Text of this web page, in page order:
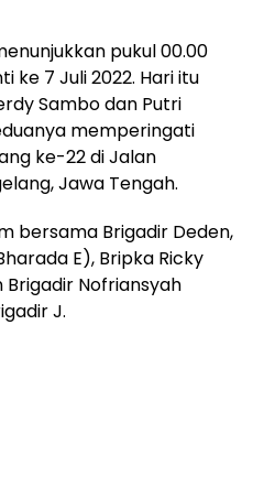
pukul 00.00
ke 7 Juli 2022. Hari itu
Sambo dan Putri
memperingati
ke-22 di Jalan
Jawa Tengah.
bersama Brigadir Deden,
E), Bripka Ricky
Brigadir Nofriansyah
J.